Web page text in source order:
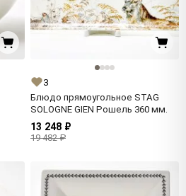
3
Блюдо прямоугольное STAG
SOLOGNE GIEN Рошель 360 мм.
13 248 ₽
19 482 ₽